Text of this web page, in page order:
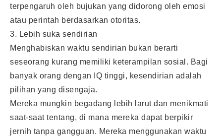
terpengaruh oleh bujukan yang didorong oleh emosi
atau perintah berdasarkan otoritas.
3. Lebih suka sendirian
Menghabiskan waktu sendirian bukan berarti
seseorang kurang memiliki keterampilan sosial. Bagi
banyak orang dengan IQ tinggi, kesendirian adalah
pilihan yang disengaja.
Mereka mungkin begadang lebih larut dan menikmati
saat-saat tentang, di mana mereka dapat berpikir
jernih tanpa gangguan. Mereka menggunakan waktu